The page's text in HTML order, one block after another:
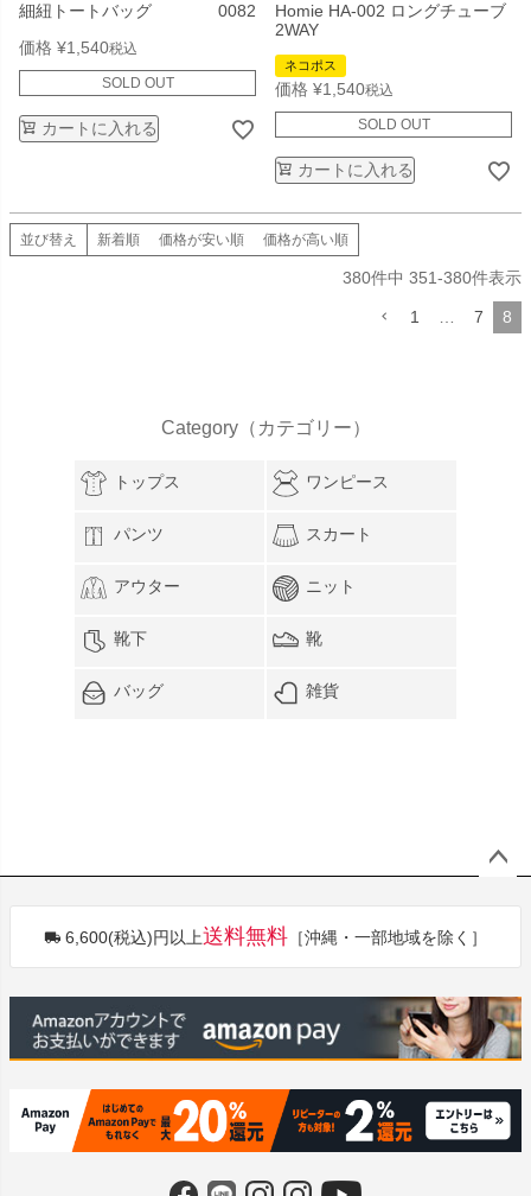
細紐トートバッグ 0082
価格 ¥1,540税込
SOLD OUT
カートに入れる
Homie HA-002 ロングチューブ
2WAY
ネコポス
価格 ¥1,540税込
SOLD OUT
カートに入れる
並び替え 新着順 価格が安い順 価格が高い順
380件中 351-380件表示
1 7 8
Category（カテゴリー）
トップス ワンピース
パンツ スカート
アウター ニット
靴下 靴
バッグ 雑貨
へ
6,600(税込)円以上送料無料 ［沖縄・一部地域を除く］